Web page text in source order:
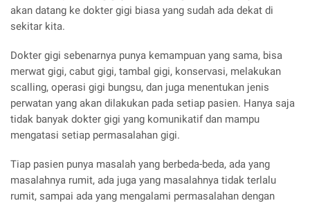
akan datang ke dokter gigi biasa yang sudah ada dekat di
sekitar kita.
Dokter gigi sebenarnya punya kemampuan yang sama, bisa
merwat gigi, cabut gigi, tambal gigi, konservasi, melakukan
scalling, operasi gigi bungsu, dan juga menentukan jenis
perwatan yang akan dilakukan pada setiap pasien. Hanya saja
tidak banyak dokter gigi yang komunikatif dan mampu
mengatasi setiap permasalahan gigi.
Tiap pasien punya masalah yang berbeda-beda, ada yang
masalahnya rumit, ada juga yang masalahnya tidak terlalu
rumit, sampai ada yang mengalami permasalahan dengan